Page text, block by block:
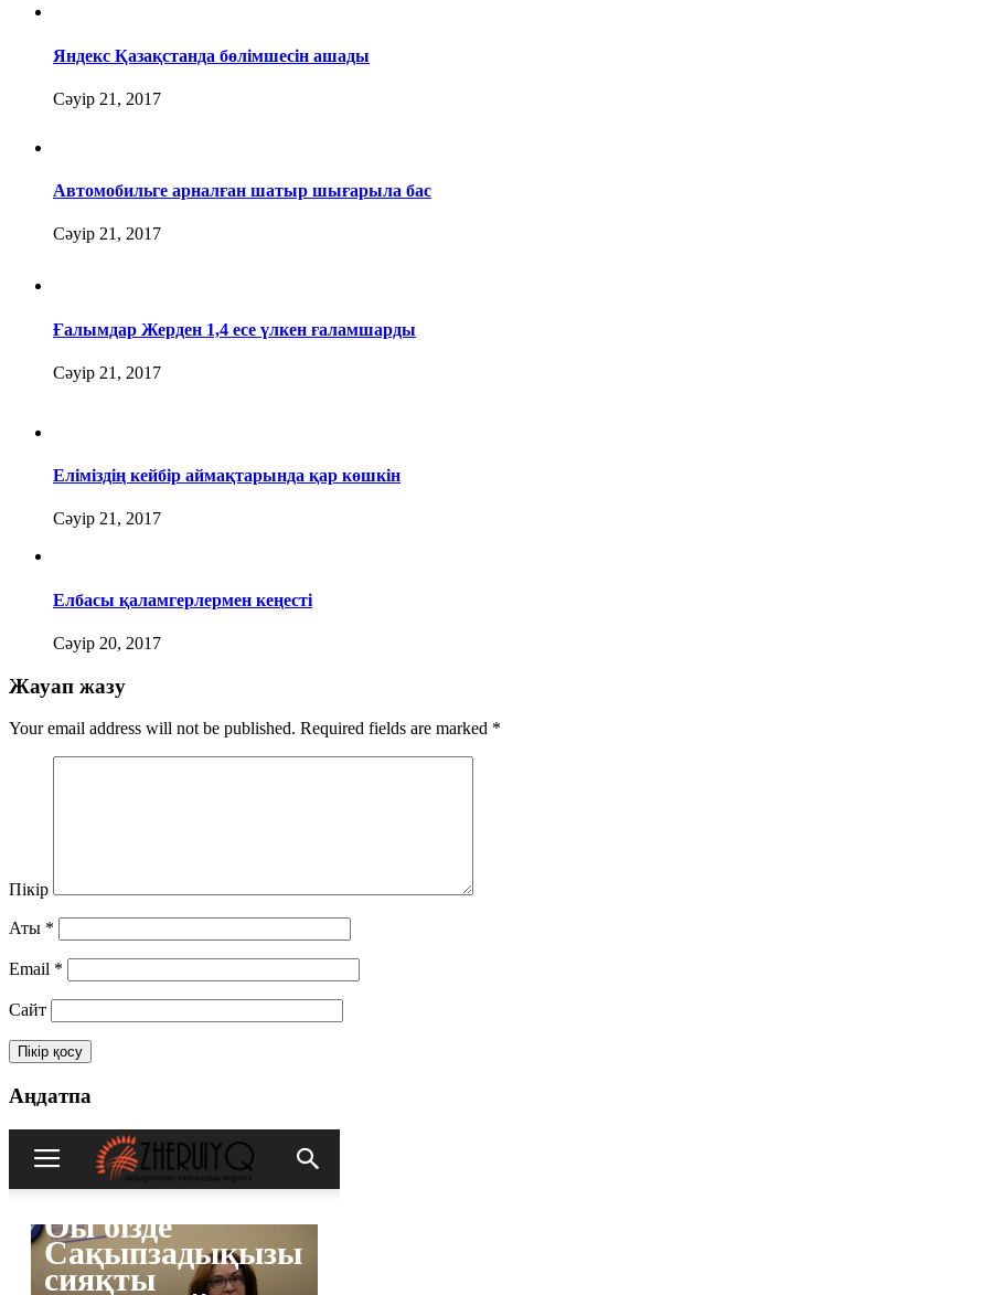
Яндекс Қазақстанда бөлімшесін ашады
Сәуір 21, 2017
Автомобильге арналған шатыр шығарыла бас
Сәуір 21, 2017
Ғалымдар Жерден 1,4 есе үлкен ғаламшарды
Сәуір 21, 2017
Еліміздің кейбір аймақтарында қар көшкін
Сәуір 21, 2017
Елбасы қаламгерлермен кеңесті
Сәуір 20, 2017
Жауап жазу
Your email address will not be published. Required fields are marked *
Пікір
Аты *
Email *
Сайт
Аңдатпа